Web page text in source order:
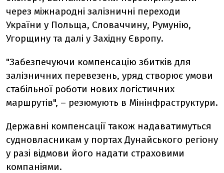
через міжнародні залізничні переходи
України у Польща, Словаччину, Румунію,
Угорщину та далі у Західну Європу.
"Забезпечуючи компенсацію збитків для
залізничних перевезень, уряд створює умови
стабільної роботи нових логістичних
маршрутів", – резюмують в Мінінфраструктури.
Державні компенсації також надаватимуться
судновласникам у портах Дунайського регіону
у разі відмови його надати страховими
компаніями.